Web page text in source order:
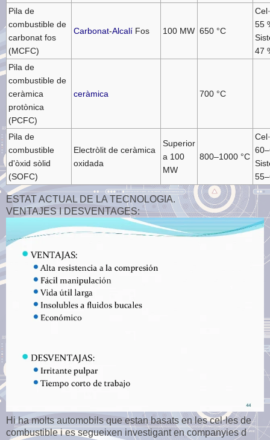
Pila de
combustible de
carbonat fos
(MCFC)
Carbonat-AlcalíFos 100 MW 650 °C
55
47
Pila de
combustible de
ceràmica
protònica
(PCFC)
ceràmica 700 °C
Pila de
combustible
d'òxid sòlid
(SOFC)
Electròlit de ceràmica
oxidada
Superior
a 100
MW
800–1000 °C
ESTAT ACTUAL DE LA TECNOLOGIA.
VENTAJES I DESVENTAGES:
Hi ha molts automobils que estan basats en les cel·les de
combustible i es segueixen investigant en companyies d